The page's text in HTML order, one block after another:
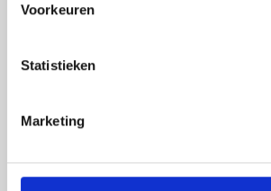
Voorkeuren
Statistieken
Marketing